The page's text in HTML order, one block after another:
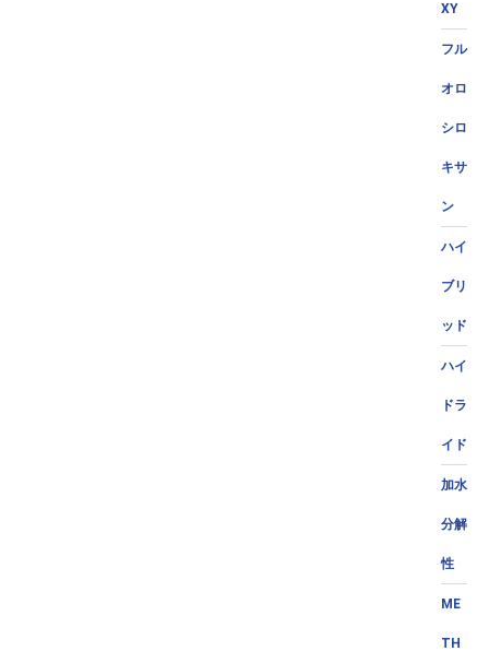
XY
フル
オロ
シロ
キサ
ン
ハイ
ブリ
ッド
ハイ
ドラ
イド
加水
分解
性
ME
TH